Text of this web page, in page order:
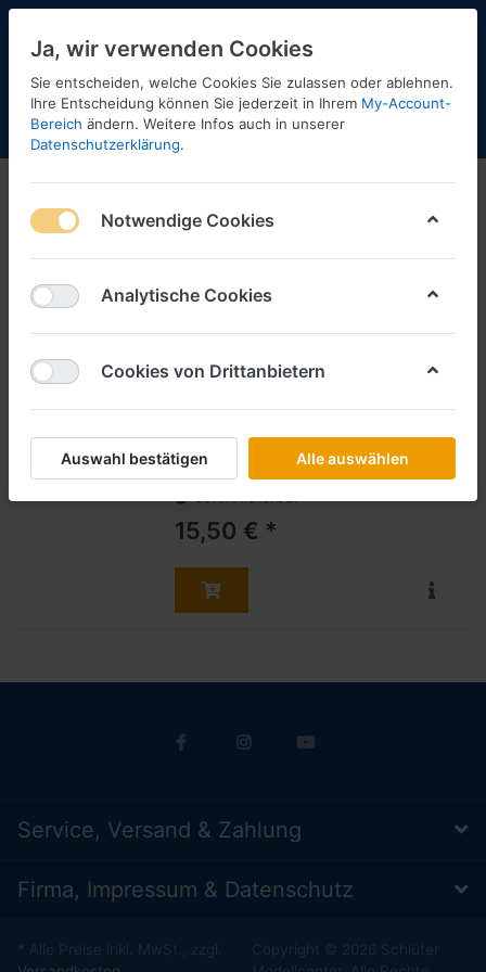
Menü Anmelden Shopaktualisierung
Kibri
1-1 von
Filtern Sortieren
KIBRI
* Preise inkl. MwSt., zzgl.Versandkosten
15,50 € *
Service, Versand & Zahlung
Firma, Impressum & Datenschutz
* Alle Preise inkl. MwSt., zzgl.
Copyright © 2026 Schlüter
Ja, wir verwenden Cookies
Sie entscheiden, welche Cookies Sie zulassen oder ablehnen.
Ihre Entscheidung können Sie jederzeit in Ihrem My-Account-
Bereich ändern. Weitere Infos auch in unserer
Datenschutzerklärung.
Notwendige Cookies
Analytische Cookies
Cookies von Drittanbietern
Auswahl bestätigen Alle auswählen